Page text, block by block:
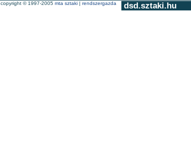
dsd.sztaki.hu
copyright © 1997-2005 mta sztaki | rendszergazda